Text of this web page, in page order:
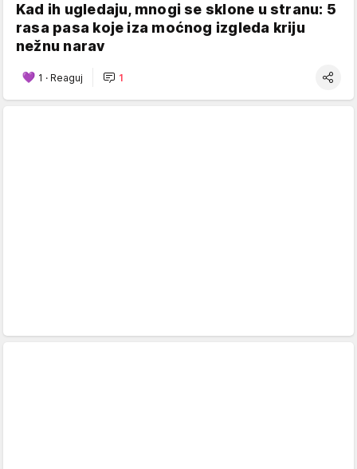
Kad ih ugledaju, mnogi se sklone u stranu: 5
rasa pasa koje iza moćnog izgleda kriju
nežnu narav
1 · Reaguj 1